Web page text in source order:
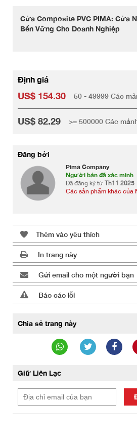
Cửa Composite PVC PIMA: Cửa
Bền Vững Cho Doanh Nghiệp
Định giá
US$ 154.30 50 - 49999 Các
US$ 82.29 >= 500000 Các
Đăng bởi
Pima Company
Người bán đã xác minh
Đã đăng ký từ Th11 2025
Các sản phẩm khác của
Thêm vào yêu thích
In trang này
Gửi email cho một người bạn
Báo cáo lỗi
Chia sẻ trang này
Giữ Liên Lạc